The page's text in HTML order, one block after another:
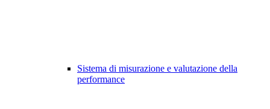
Sistema di misurazione e valutazione della
performance